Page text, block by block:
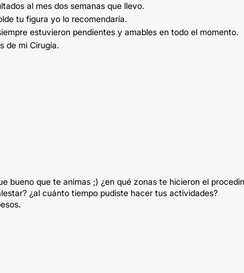
al mes dos semanas que llevo.
tu figura yo lo recomendaría.
estuvieron pendientes y amables en todo el momento.
de mi Cirugía.
bueno que te animas ;) ¿en qué zonas te hicieron el
¿al cuánto tiempo pudiste hacer tus actividades?